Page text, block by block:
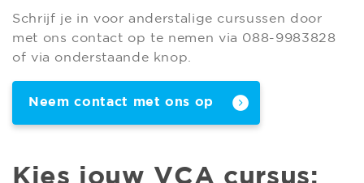
Schrijf je in voor anderstalige cursussen door
met ons contact op te nemen via 088-9983828
of via onderstaande knop.
Neem contact met ons op
Kies jouw VCA cursus: